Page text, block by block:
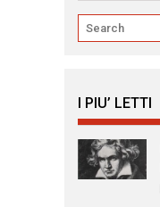
I PIU’ LETTI